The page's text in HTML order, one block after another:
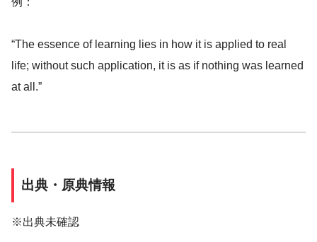
“The essence of learning lies in how it is applied to real
life; without such application, it is as if nothing was learned
at all.”
出典・原典情報
※出典未確認